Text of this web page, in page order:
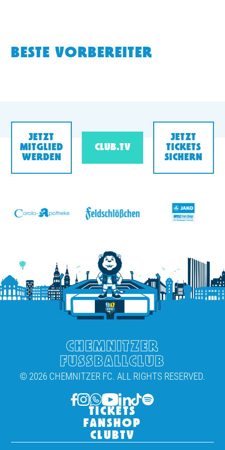
BESTE VORBEREITER
JETZT
MITGLIED
WERDEN
CLUB.TV
JETZT
TICKETS
SICHERN
CHEMNITZER
FUSSBALLCLUB
© 2026 CHEMNITZER FC. ALL RIGHTS RESERVED.
TICKETS
FANSHOP
CLUBTV